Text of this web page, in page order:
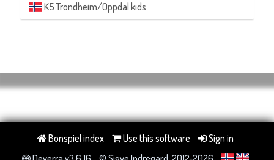
K5 Trondheim/Oppdal kids
Bonspiel index Use this software
Sign in